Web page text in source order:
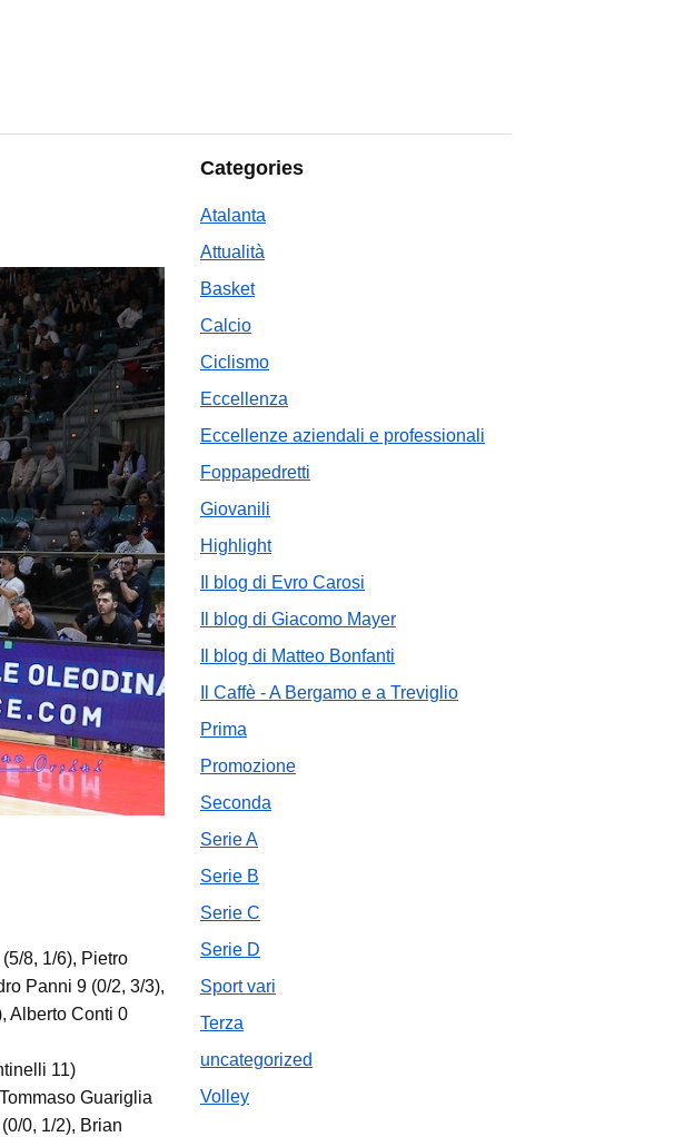
8, 1/6), Pietro
Panni 9 (0/2, 3/3),
Alberto Conti 0
11)
Guariglia
0, 1/2), Brian
Categories
Atalanta
Attualità
Basket
Calcio
Ciclismo
Eccellenza
Eccellenze aziendali e professionali
Foppapedretti
Giovanili
Highlight
Il blog di Evro Carosi
Il blog di Giacomo Mayer
Il blog di Matteo Bonfanti
Il Caffè - A Bergamo e a Treviglio
Prima
Promozione
Seconda
Serie A
Serie B
Serie C
Serie D
Sport vari
Terza
uncategorized
Volley